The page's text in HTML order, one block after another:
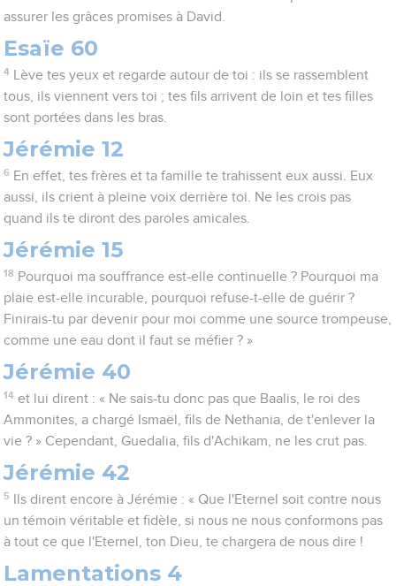
assurer les grâces promises à David.
Esaïe 60
4
Lève tes yeux et regarde autour de toi : ils se rassemblent
tous, ils viennent vers toi ; tes fils arrivent de loin et tes filles
sont portées dans les bras.
Jérémie 12
6 En effet, tes frères et ta famille te trahissent eux aussi. Eux
aussi, ils crient à pleine voix derrière toi. Ne les crois pas
quand ils te diront des paroles amicales.
Jérémie 15
18 Pourquoi ma souffrance est-elle continuelle ? Pourquoi ma
plaie est-elle incurable, pourquoi refuse-t-elle de guérir ?
Finirais-tu par devenir pour moi comme une source trompeuse,
comme une eau dont il faut se méfier ? »
Jérémie 40
14 et lui dirent : « Ne sais-tu donc pas que Baalis, le roi des
Ammonites, a chargé Ismaël, fils de Nethania, de t'enlever la
vie ? » Cependant, Guedalia, fils d'Achikam, ne les crut pas.
Jérémie 42
5
Ils dirent encore à Jérémie : « Que l'Eternel soit contre nous
un témoin véritable et fidèle, si nous ne nous conformons pas
à tout ce que l'Eternel, ton Dieu, te chargera de nous dire !
Lamentations 4